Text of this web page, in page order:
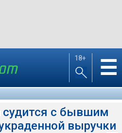
18+ ☰
с бывшим
выручки